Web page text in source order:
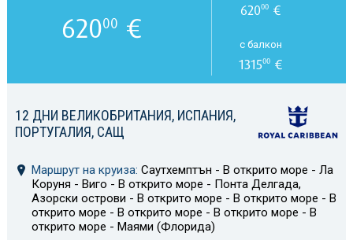
12 ДНИ ВЕЛИКОБРИТАНИЯ, ИСПАНИЯ,
ПОРТУГАЛИЯ, САЩ
Маршрут на круиза: Саутхемптън - В открито море - Ла
Коруня - Виго - В открито море - Понта Делгада,
Азорски острови - В открито море - В открито море - В
открито море - В открито море - В открито море - В
открито море - Маями (Флорида)
62000 €
62000 €
с балкон
131500 €